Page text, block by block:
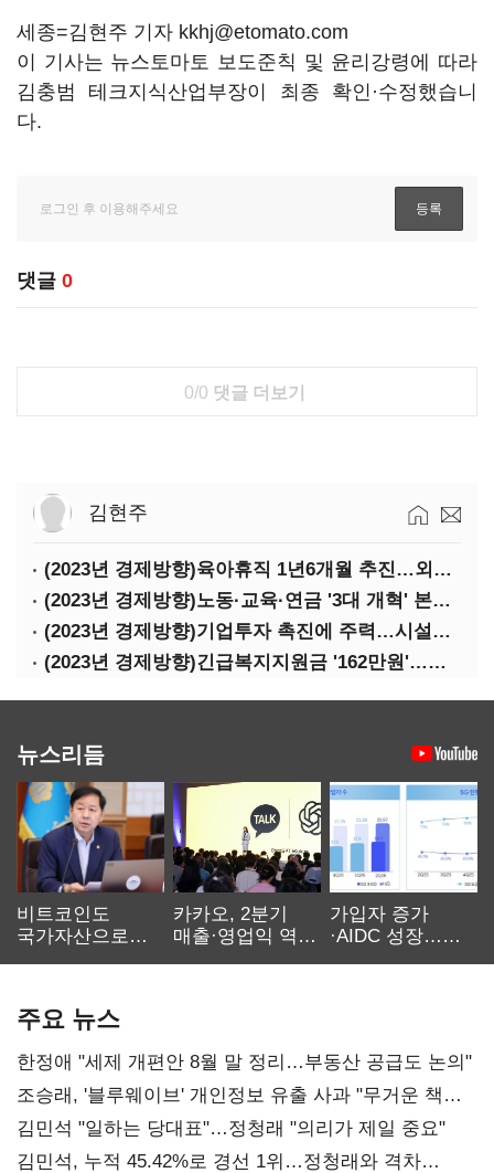
세종=김현주 기자 kkhj@etomato.com
이 기사는 뉴스토마토 보도준칙 및 윤리강령에 따라
김충범 테크지식산업부장이 최종 확인·수정했습니
다.
댓글 0
0/0 댓글 더보기
김현주
(2023년 경제방향)육아휴직 1년6개월 추진…외국인력 비자 쿼터 11만명 확대
(2023년 경제방향)노동·교육·연금 '3대 개혁' 본격화…상반기엔 근로시간 개편
(2023년 경제방향)기업투자 촉진에 주력…시설투자 '50조' 지원·공제율 10%↑
(2023년 경제방향)긴급복지지원금 '162만원'…기초연금 1만4000원·장애수당 2만원↑
뉴스리듬
비트코인도
국가자산으로…'
카카오, 2분기
매출·영업익 역대
가입자 증가
·AIDC 성장…
주요 뉴스
한정애 "세제 개편안 8월 말 정리…부동산 공급도 논의"
조승래, '블루웨이브' 개인정보 유출 사과 "무거운 책임
통감"
김민석 "일하는 당대표"…정청래 "의리가 제일 중요"
김민석, 누적 45.42%로 경선 1위…정청래와 격차